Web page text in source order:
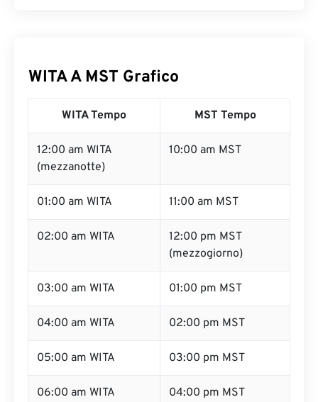
WITA A MST Grafico
WITA Tempo MST Tempo
12:00 am WITA
(mezzanotte)
10:00 am MST
01:00 am WITA 11:00 am MST
02:00 am WITA
12:00 pm MST
(mezzogiorno)
03:00 am WITA 01:00 pm MST
04:00 am WITA 02:00 pm MST
05:00 am WITA 03:00 pm MST
06:00 am WITA 04:00 pm MST